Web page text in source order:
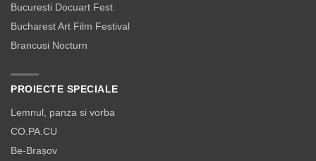
Bucuresti Docuart Fest
Bucharest Art Film Festival
Brancusi Nocturn
PROIECTE SPECIALE
Lemnul, panza si vorba
CO.PA.CU
Be-Brașov